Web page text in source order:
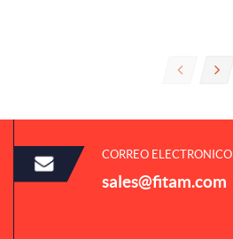
CORREO ELECTRONICO
sales@fitam.com